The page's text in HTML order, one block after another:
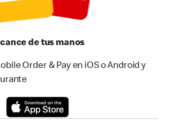
de tus manos
Order & Pay en iOS o Android y